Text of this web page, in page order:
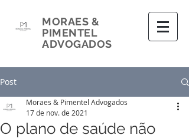
MORAES &
PIMENTEL
ADVOGADOS
Post
O plano de saúde não
Moraes & Pimentel Advogados
17 de nov. de 2021